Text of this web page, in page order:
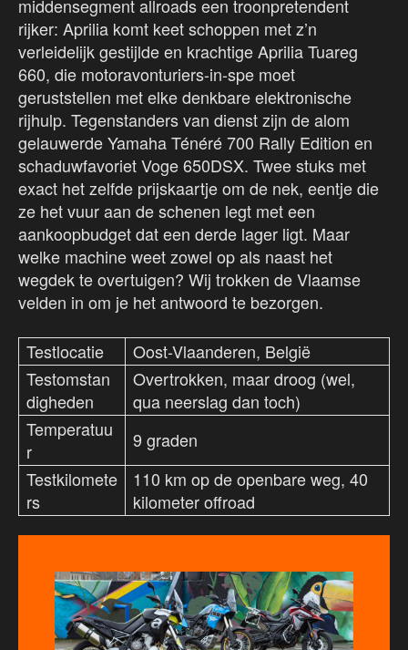
middensegment allroads een troonpretendent
rijker: Aprilia komt keet schoppen met z’n
verleidelijk gestijlde en krachtige Aprilia Tuareg
660, die motoravonturiers-in-spe moet
geruststellen met elke denkbare elektronische
rijhulp. Tegenstanders van dienst zijn de alom
gelauwerde Yamaha Ténéré 700 Rally Edition en
schaduwfavoriet Voge 650DSX. Twee stuks met
exact het zelfde prijskaartje om de nek, eentje die
ze het vuur aan de schenen legt met een
aankoopbudget dat een derde lager ligt. Maar
welke machine weet zowel op als naast het
wegdek te overtuigen? Wij trokken de Vlaamse
velden in om je het antwoord te bezorgen.
Testlocatie
Oost-Vlaanderen, België
Testomstan
digheden
Overtrokken, maar droog (wel,
qua neerslag dan toch)
Temperatuu
r
9 graden
Testkilomete
rs
110 km op de openbare weg, 40
kilometer offroad